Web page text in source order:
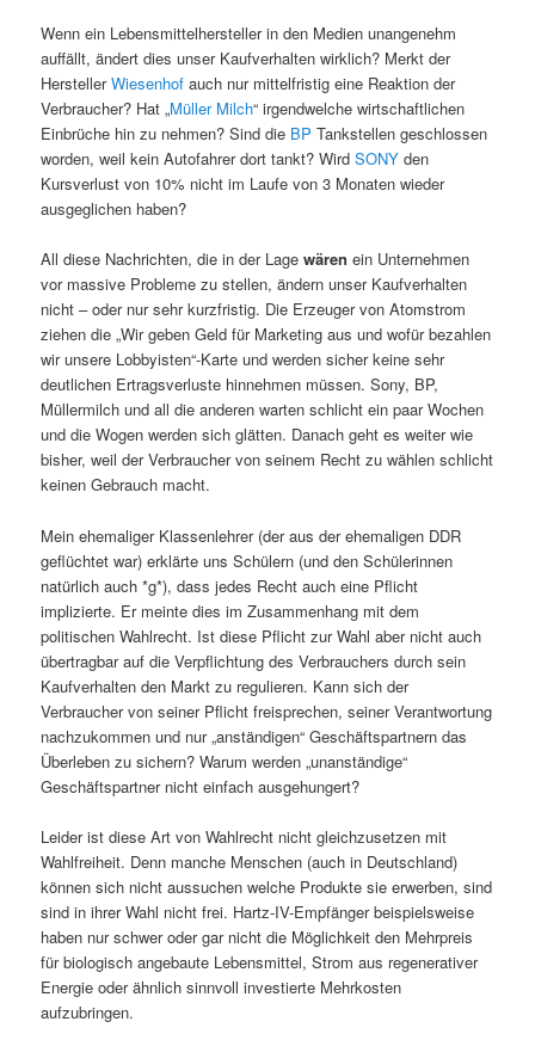
Wenn ein Lebensmittelhersteller in den Medien unangenehm
auffällt, ändert dies unser Kaufverhalten wirklich? Merkt der
HerstellerWiesenhof auch nur mittelfristig eine Reaktion der
Verbraucher? Hat „Müller Milch“ irgendwelche wirtschaftlichen
Einbrüche hin zu nehmen? Sind die BP Tankstellen geschlossen
worden, weil kein Autofahrer dort tankt? WirdSONY den
Kursverlust von 10% nicht im Laufe von 3 Monaten wieder
ausgeglichen haben?
All diese Nachrichten, die in der Lagewären ein Unternehmen
vor massive Probleme zu stellen, ändern unser Kaufverhalten
nicht – oder nur sehr kurzfristig. Die Erzeuger von Atomstrom
ziehen die „Wir geben Geld für Marketing aus und wofür bezahlen
wir unsere Lobbyisten“-Karte und werden sicher keine sehr
deutlichen Ertragsverluste hinnehmen müssen. Sony, BP,
Müllermilch und all die anderen warten schlicht ein paar Wochen
und die Wogen werden sich glätten. Danach geht es weiter wie
bisher, weil der Verbraucher von seinem Recht zu wählen schlicht
keinen Gebrauch macht.
Mein ehemaliger Klassenlehrer (der aus der ehemaligen DDR
geflüchtet war) erklärte uns Schülern (und den Schülerinnen
natürlich auch *g*), dass jedes Recht auch eine Pflicht
implizierte. Er meinte dies im Zusammenhang mit dem
politischen Wahlrecht. Ist diese Pflicht zur Wahl aber nicht auch
übertragbar auf die Verpflichtung des Verbrauchers durch sein
Kaufverhalten den Markt zu regulieren. Kann sich der
Verbraucher von seiner Pflicht freisprechen, seiner Verantwortung
nachzukommen und nur „anständigen“ Geschäftspartnern das
Überleben zu sichern? Warum werden „unanständige“
Geschäftspartner nicht einfach ausgehungert?
Leider ist diese Art von Wahlrecht nicht gleichzusetzen mit
Wahlfreiheit. Denn manche Menschen (auch in Deutschland)
können sich nicht aussuchen welche Produkte sie erwerben, sind
sind in ihrer Wahl nicht frei. Hartz-IV-Empfänger beispielsweise
haben nur schwer oder gar nicht die Möglichkeit den Mehrpreis
für biologisch angebaute Lebensmittel, Strom aus regenerativer
Energie oder ähnlich sinnvoll investierte Mehrkosten
aufzubringen.